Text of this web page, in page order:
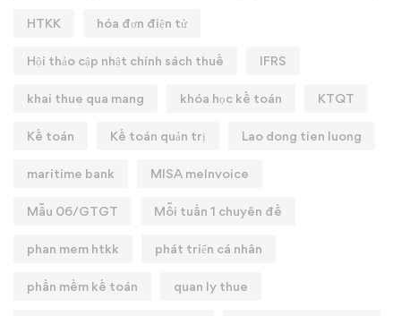
HTKK hóa đơn điện tử
Hội thảo cập nhật chính sách thuế IFRS
khai thue qua mang khóa học kế toán KTQT
Kế toán Kế toán quản trị Lao dong tien luong
maritime bank MISA meInvoice
Mẫu 06/GTGT Mỗi tuần 1 chuyên đề
phan mem htkk phát triển cá nhân
phần mềm kế toán quan ly thue